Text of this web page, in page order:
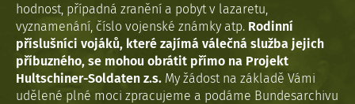
hodnost, případná zranění a pobyt v lazaretu,
vyznamenání, číslo vojenské známky atp. Rodinní
příslušníci vojáků, které zajímá válečná služba jejich
příbuzného, se mohou obrátit přímo na Projekt
Hultschiner-Soldaten z.s. My žádost na základě Vámi
udělené plné moci zpracujeme a podáme Bundesarchivu